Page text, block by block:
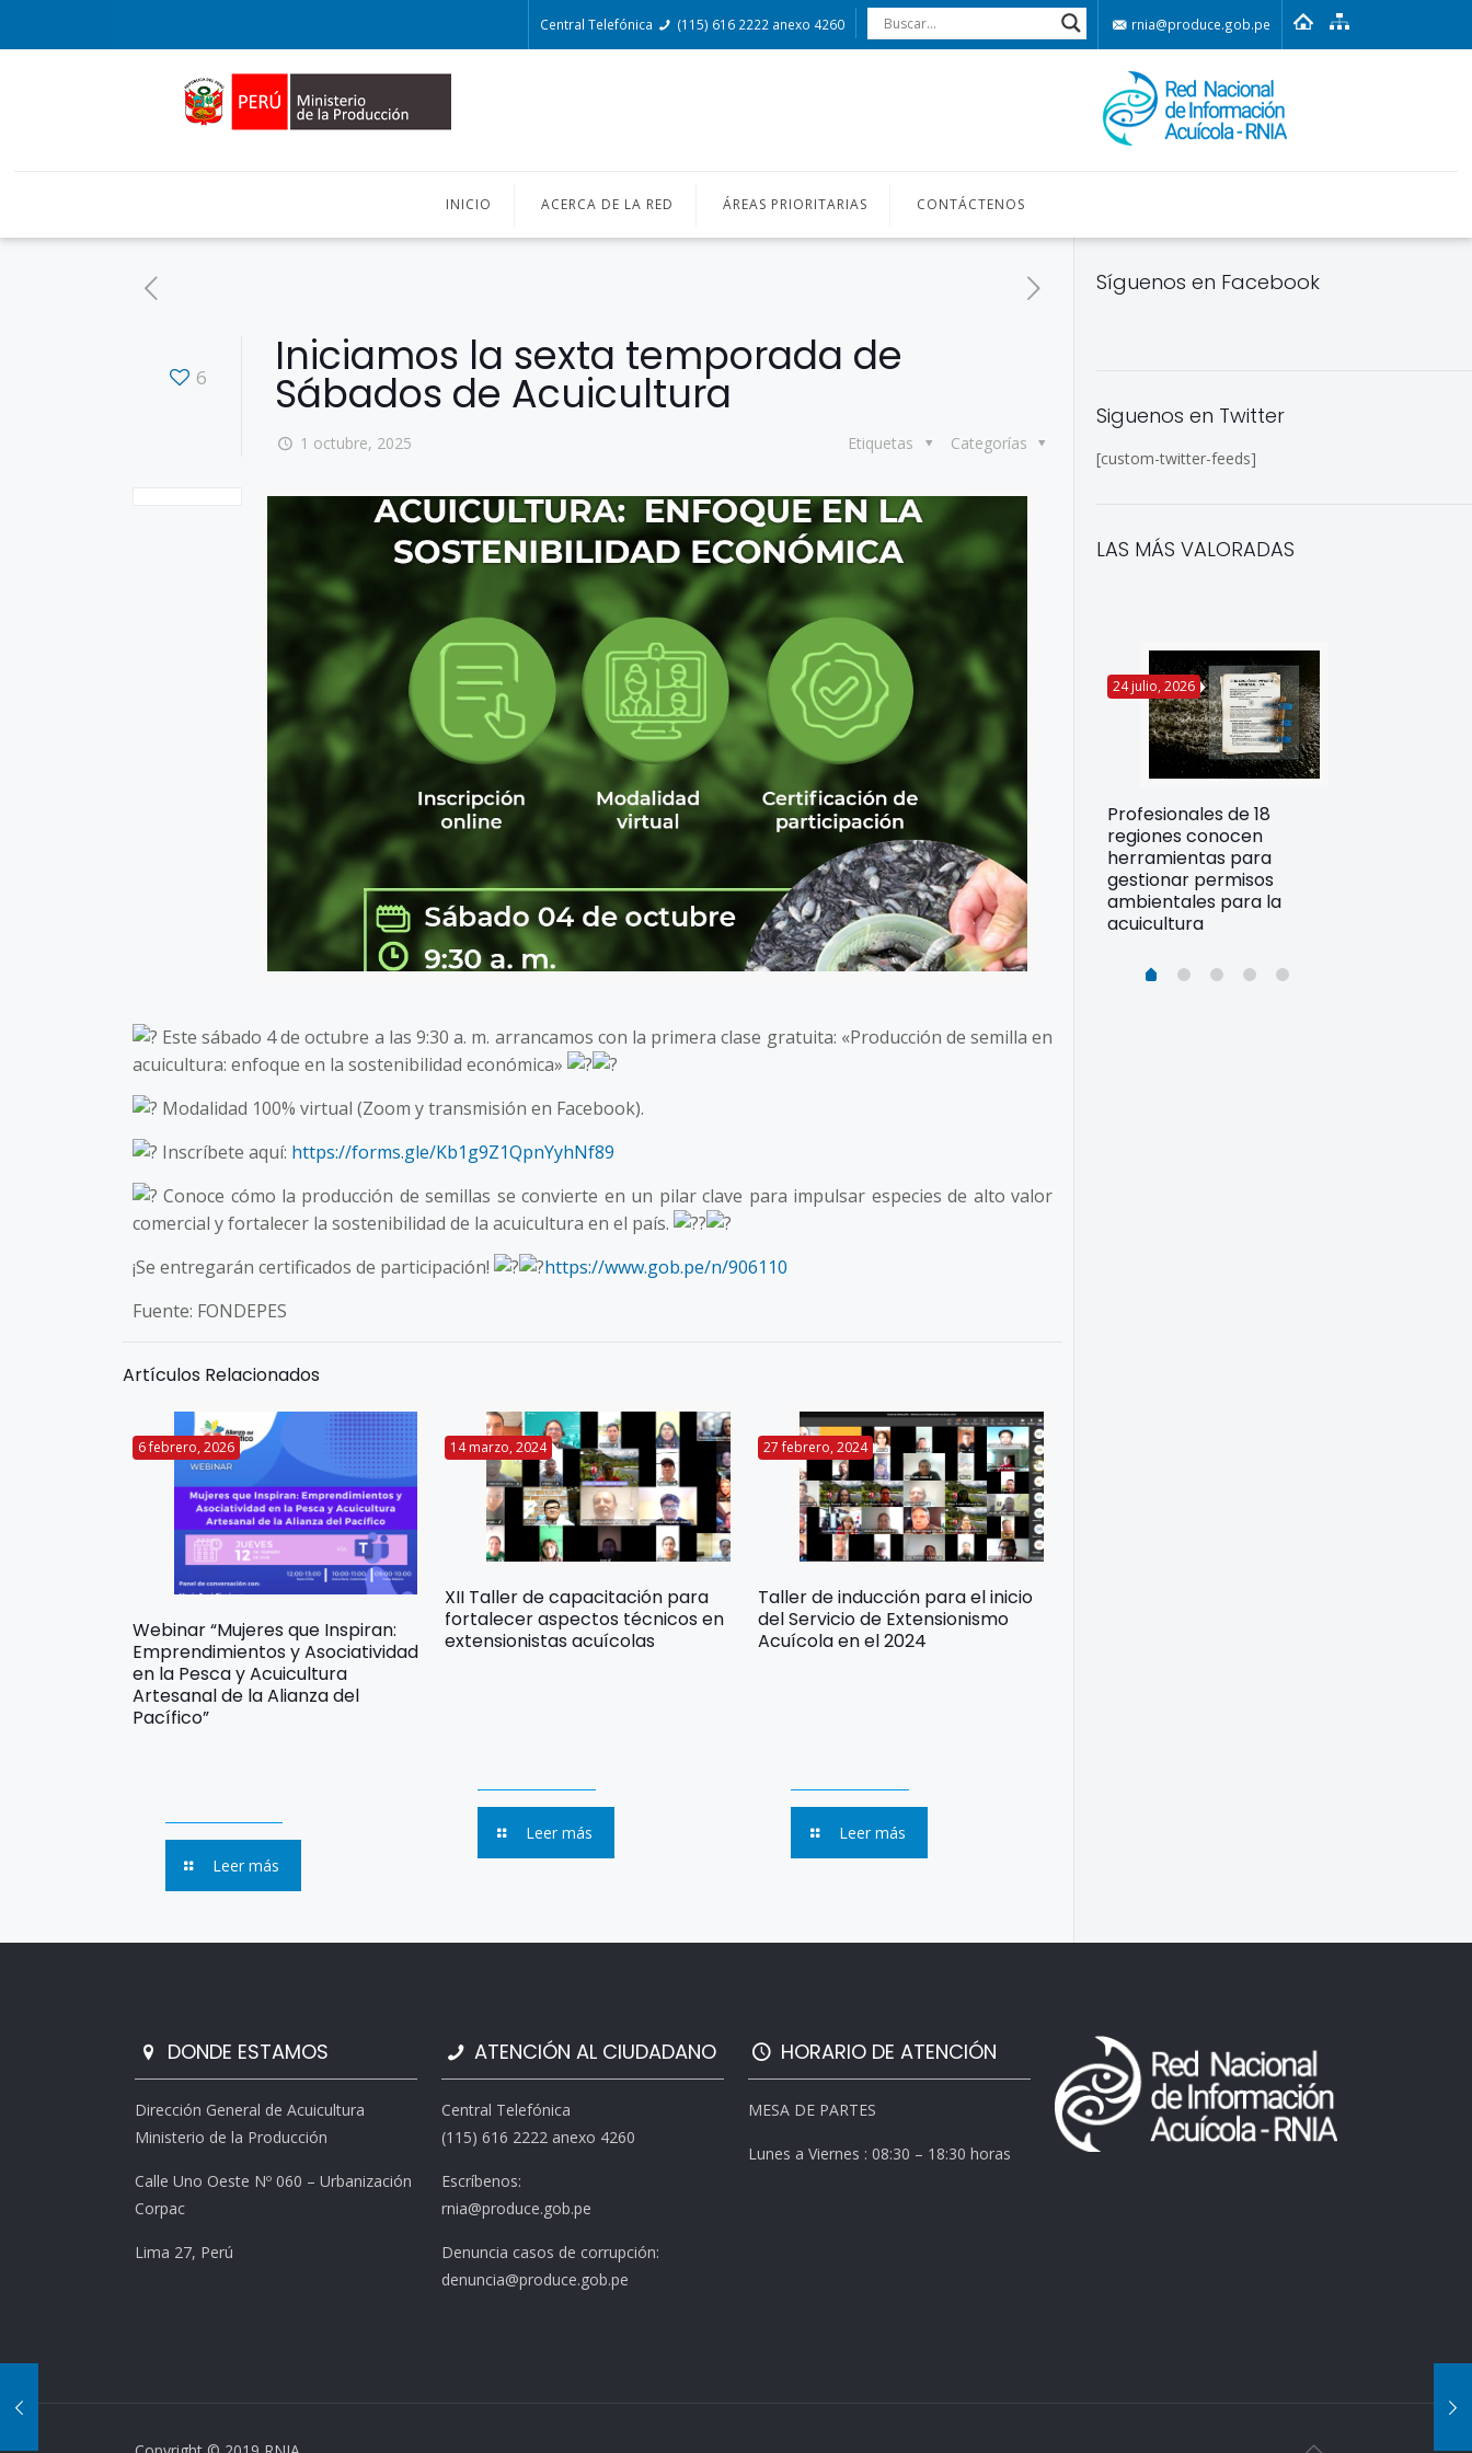
Central Telefónica (115) 616 2222 anexo 4260 rnia@produce.gob.pe
INICIO ACERCA DE LA RED ÁREAS PRIORITARIAS CONTÁCTENOS
6 Iniciamos la sexta temporada de
Sábados de Acuicultura
1 octubre, 2025 Categorías
Etiquetas
Este sábado 4 de octubre a las 9:30 a. m. arrancamos con la primera clase gratuita: «Producción de semilla en
acuicultura: enfoque en la sostenibilidad económica»
Modalidad 100% virtual (Zoom y transmisión en Facebook).
Inscríbete aquí: https://forms.gle/Kb1g9Z1QpnYyhNf89
Conoce cómo la producción de semillas se convierte en un pilar clave para impulsar especies de alto valor
comercial y fortalecer la sostenibilidad de la acuicultura en el país.
¡Se entregarán certificados de participación!
https://www.gob.pe/n/906110
Fuente: FONDEPES
Artículos Relacionados
6 febrero, 2026
Webinar “Mujeres que Inspiran:
Emprendimientos y Asociatividad
en la Pesca y Acuicultura
Artesanal de la Alianza del
Pacífico”
Leer más
14 marzo, 2024
XII Taller de capacitación para
fortalecer aspectos técnicos en
extensionistas acuícolas
Leer más
27 febrero, 2024
Taller de inducción para el inicio
del Servicio de Extensionismo
Acuícola en el 2024
Leer más
Síguenos en Facebook
Siguenos en Twitter
[custom-twitter-feeds]
LAS MÁS VALORADAS
8 julio, 2026
Más de 30 expertos
generan acuerdos para
lograr acuicultura
sostenible y resiliente en
Perú
24 julio, 2026
Profesionales de 18
regiones conocen
herramientas para
gestionar permisos
ambientales para la
acuicultura
DONDE ESTAMOS
Dirección General de Acuicultura
Ministerio de la Producción
Calle Uno Oeste Nº 060 – Urbanización
Corpac
Lima 27, Perú
ATENCIÓN AL CIUDADANO
Central Telefónica
(115) 616 2222 anexo 4260
Escríbenos:
rnia@produce.gob.pe
Denuncia casos de corrupción:
denuncia@produce.gob.pe
HORARIO DE ATENCIÓN
MESA DE PARTES
Lunes a Viernes : 08:30 – 18:30 horas